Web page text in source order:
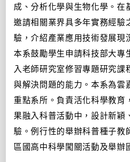
成、分析化學與生物化學。在
邀請相關業界具多年實務經驗
驗，介紹產業應用技術發展現
本系鼓勵學生申請科技部大專
入老師研究室修習專題研究課
與解決問題的能力。本系為雲
重點系所。負責活化科學教育
果融入科普活動中，設計新穎
驗。例行性的舉辦科普種子教
區國高中科學闖關活動及舉辦